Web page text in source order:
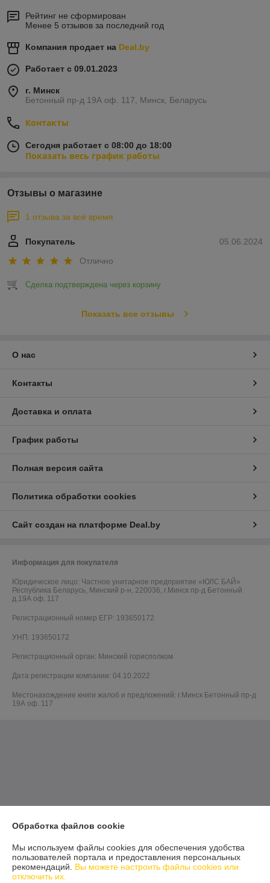
Рейтинг не сформирован
Менее 5 отзывов за последний год
Компания продает на Deal.by
Работает с 09.01.2023
г. Минск
Бетонный пр-д 19А оф. 117, Минск, Беларусь
Контакты
Сегодня работает с 08:00 до 18:00
Показать весь график работы
Отзывы о магазине
1 отзыва за всё время
05.06.2024
Покупатель
Отлично
Сделка подтверждена через корзину
Показать все отзывы
О нас
Контакты
Доставка и оплата
График работы
Полная версия сайта
Политика обработки cookies
Сайт создан на платформе Deal.by
Информация для покупателя
Юридическое лицо: Частное унитарное предприятие «ЮЛС БАЙ»
Республика Беларусь, Минский р-н, 220036, г.Минск пр-д Бетонный
д.19А оф. 117
Регистрационный номер ЕГР: 193650172
УНП: 193650172
Регистрационный орган: Минский горисполком
Дата регистрации компании: 04.10.2022
Местонахождение книги жалоб и предложений: г.Минск Бетонный пр-д
19А оф. 117
Обработка файлов cookie
Мы используем файлы cookies для обеспечения удобства
пользователей портала и предоставления персональных
рекомендаций. Вы можете настроить файлы cookies или
отключить их.